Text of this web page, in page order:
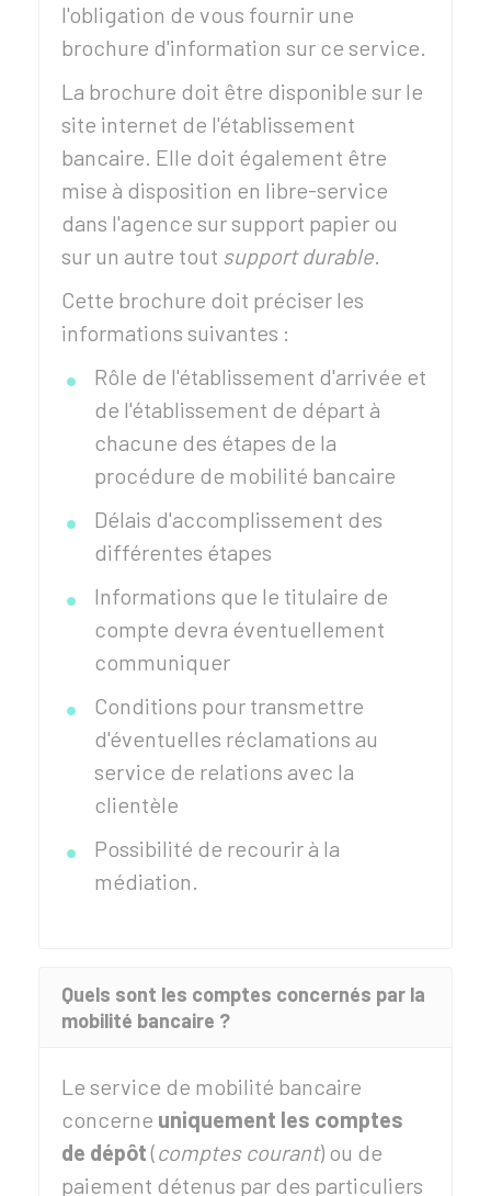
l'obligation de vous fournir une
brochure d'information sur ce service.
La brochure doit être disponible sur le
site internet de l'établissement
bancaire. Elle doit également être
mise à disposition en libre-service
dans l'agence sur support papier ou
sur un autre tout support durable.
Cette brochure doit préciser les
informations suivantes :
Rôle de l'établissement d'arrivée et
de l'établissement de départ à
chacune des étapes de la
procédure de mobilité bancaire
Délais d'accomplissement des
différentes étapes
Informations que le titulaire de
compte devra éventuellement
communiquer
Conditions pour transmettre
d'éventuelles réclamations au
service de relations avec la
clientèle
Possibilité de recourir à la
médiation.
Quels sont les comptes concernés par la
mobilité bancaire ?
Le service de mobilité bancaire
concerne uniquement les comptes
de dépôt(comptes courant) ou de
paiement détenus par des particuliers